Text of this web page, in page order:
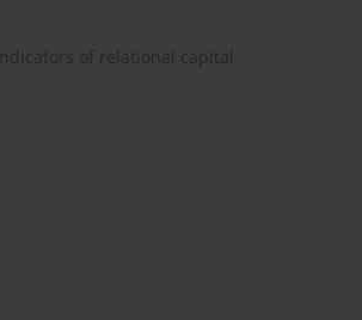
indicators of relational capital